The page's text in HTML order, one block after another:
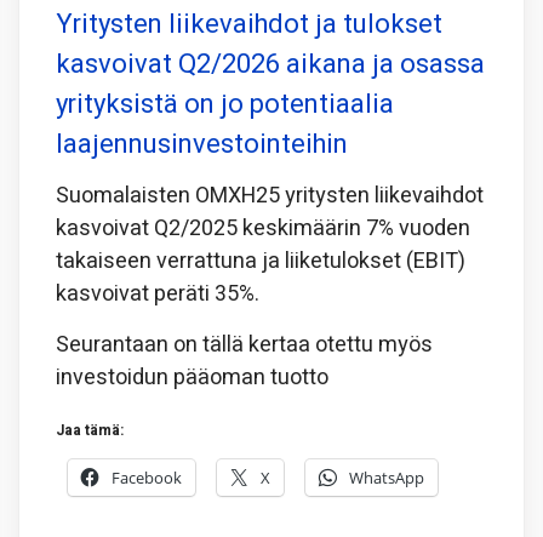
Yritysten liikevaihdot ja tulokset
kasvoivat Q2/2026 aikana ja osassa
yrityksistä on jo potentiaalia
laajennusinvestointeihin
Suomalaisten OMXH25 yritysten liikevaihdot
kasvoivat Q2/2025 keskimäärin 7% vuoden
takaiseen verrattuna ja liiketulokset (EBIT)
kasvoivat peräti 35%.
Seurantaan on tällä kertaa otettu myös
investoidun pääoman tuotto
Jaa tämä:
Facebook X WhatsApp